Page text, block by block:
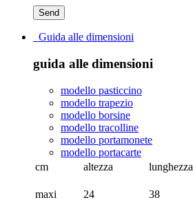
Guida alle dimensioni
guida alle dimensioni
modello pasticcino
modello trapezio
modello borsine
modello tracolline
modello portamonete
modello portacarte
cm
altezza lunghezza
maxi 24 38